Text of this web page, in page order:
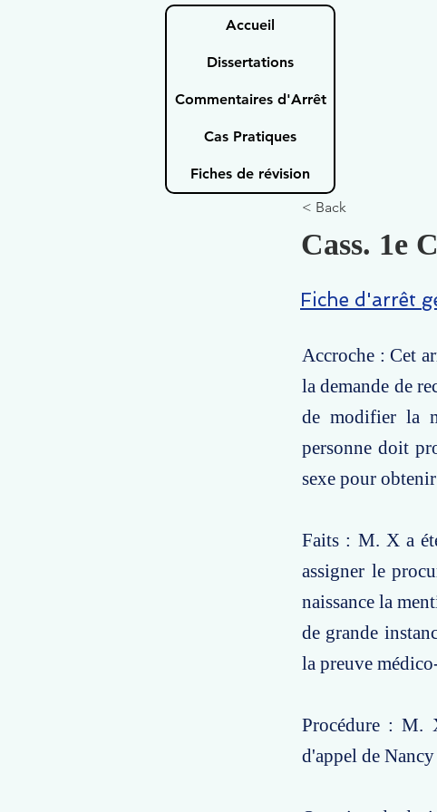
Accueil
Dissertations
Commentaires d'Arrêt
Cas Pratiques
Fiches de révision
< Back
Cass. 1e
Fiche d'arrêt
Accroche : Cet
la demande de
de modifier la
personne doit
sexe pour
Faits : M. X a
assigner le
naissance la
de grande
la preuve
Procédure : M.
d'appel de